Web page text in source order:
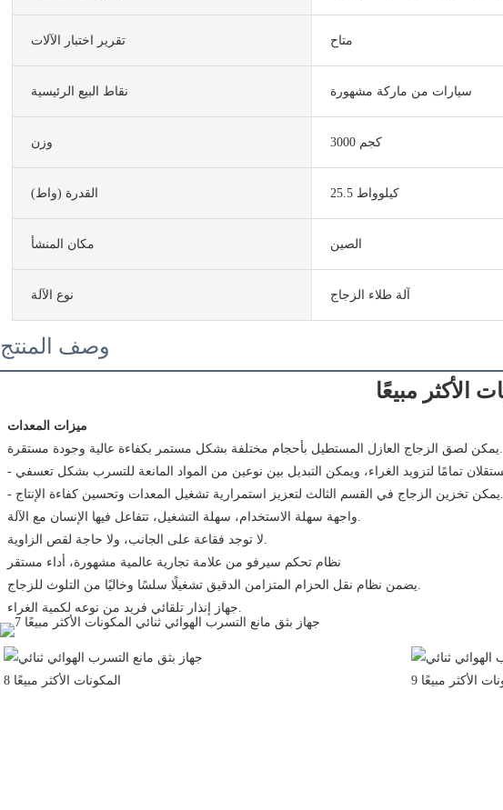
تقرير اختبار الآلات متاح
نقاط البيع الرئيسية سيارات من ماركة مشهورة
وزن 3000 كجم
القدرة (واط) 25.5 كيلوواط
مكان المنشأ الصين
نوع الآلة آلة طلاء الزجاج
وصف المنتج
الأكثر مبيعًا
ميزات المعدات
نظام تحكم سيرفو من علامة تجارية عالمية مشهورة، أداء مستقر